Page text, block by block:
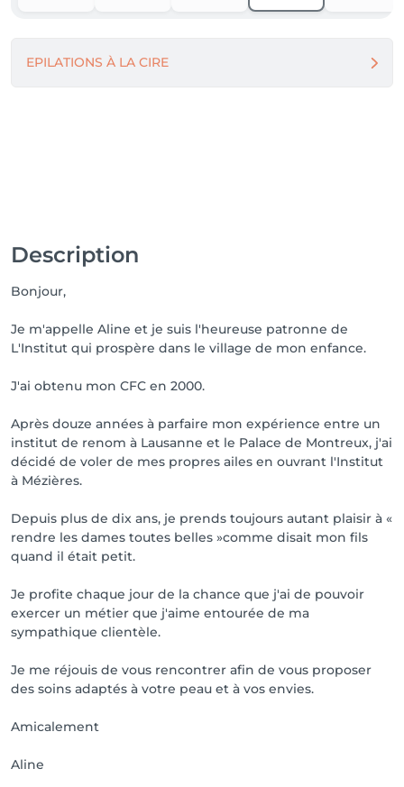
EPILATIONS À LA CIRE
Description
Bonjour,
Je m'appelle Aline et je suis l'heureuse patronne de
L'Institut qui prospère dans le village de mon enfance.
J'ai obtenu mon CFC en 2000.
Après douze années à parfaire mon expérience entre un
institut de renom à Lausanne et le Palace de Montreux, j'ai
décidé de voler de mes propres ailes en ouvrant l'Institut
à Mézières.
Depuis plus de dix ans, je prends toujours autant plaisir à «
rendre les dames toutes belles »comme disait mon fils
quand il était petit.
Je profite chaque jour de la chance que j'ai de pouvoir
exercer un métier que j'aime entourée de ma
sympathique clientèle.
Je me réjouis de vous rencontrer afin de vous proposer
des soins adaptés à votre peau et à vos envies.
Amicalement
Aline